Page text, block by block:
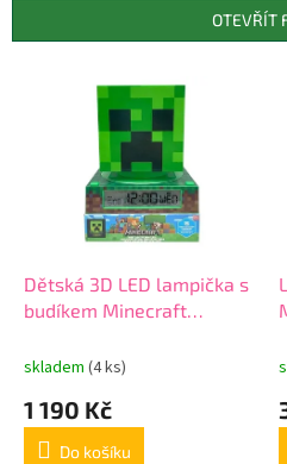
r
OTEVŘÍT
Dětská 3D LED lampička s
budíkem Minecraft
skladem (4 ks)
1 190 Kč
Do košíku